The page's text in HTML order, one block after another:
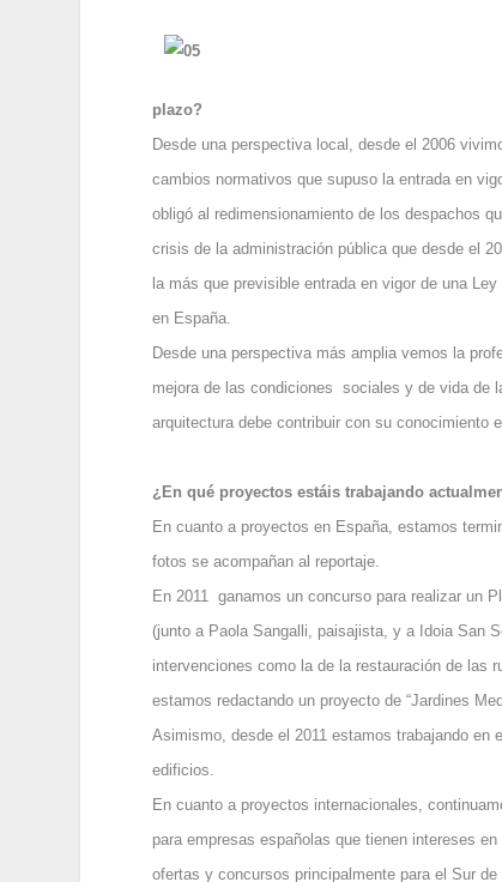
plazo?
Desde una perspectiva local, desde el 2006
cambios normativos que supuso la entrada en
obligó al redimensionamiento de los despachos
crisis de la administración pública que desde el
la más que previsible entrada en vigor de una
en España.
Desde una perspectiva más amplia vemos la
mejora de las condiciones sociales y de vida de
arquitectura debe contribuir con su conocimiento
¿En qué proyectos estáis trabajando
En cuanto a proyectos en España, estamos
fotos se acompañan al reportaje.
En 2011 ganamos un concurso para realizar un
(junto a Paola Sangalli, paisajista, y a Idoia San
intervenciones como la de la restauración de las
estamos redactando un proyecto de “Jardines
Asimismo, desde el 2011 estamos trabajando en
edificios.
En cuanto a proyectos internacionales,
para empresas españolas que tienen intereses
ofertas y concursos principalmente para el Sur de